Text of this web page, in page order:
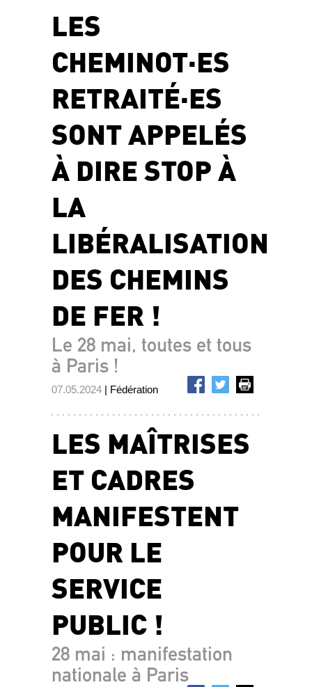
LES
CHEMINOT·ES
RETRAITÉ·ES
SONT APPELÉS
À DIRE STOP À
LA
LIBÉRALISATION
DES CHEMINS
DE FER !
Le 28 mai, toutes et tous
à Paris !
07.05.2024 | Fédération
LES MAÎTRISES
ET CADRES
MANIFESTENT
POUR LE
SERVICE
PUBLIC !
28 mai : manifestation
nationale à Paris